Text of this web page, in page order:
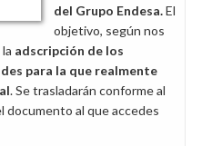
del Grupo Endesa.El
objetivo, según nos
adscripción de los
para la que realmente
. Se trasladarán conforme al
documento al que accedes